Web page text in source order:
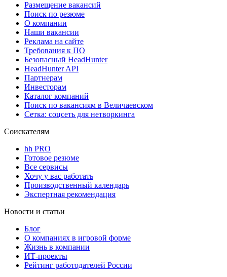
Размещение вакансий
Поиск по резюме
О компании
Наши вакансии
Реклама на сайте
Требования к ПО
Безопасный HeadHunter
HeadHunter API
Партнерам
Инвесторам
Каталог компаний
Поиск по вакансиям в Величаевском
Сетка: соцсеть для нетворкинга
Соискателям
hh PRO
Готовое резюме
Все сервисы
Хочу у вас работать
Производственный календарь
Экспертная рекомендация
Новости и статьи
Блог
О компаниях в игровой форме
Жизнь в компании
ИТ-проекты
Рейтинг работодателей России